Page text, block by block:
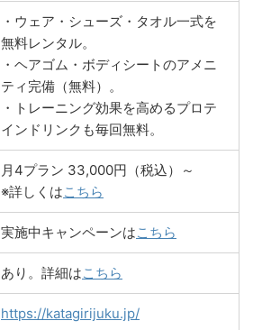
・ウェア・シューズ・タオル一式を
無料レンタル。
・ヘアゴム・ボディシートのアメニ
ティ完備（無料）。
・トレーニング効果を高めるプロテ
インドリンクも毎回無料。
月4プラン 33,000円（税込）～
※詳しくはこちら
実施中キャンペーンはこちら
あり。詳細はこちら
https://katagirijuku.jp/